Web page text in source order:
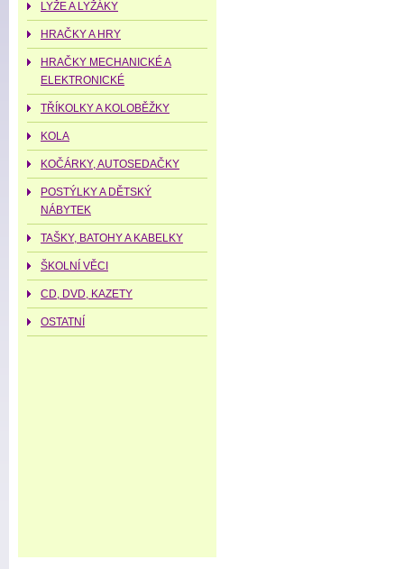
LYŽE A LYŽÁKY
HRAČKY A HRY
HRAČKY MECHANICKÉ A
ELEKTRONICKÉ
TŘÍKOLKY A KOLOBĚŽKY
KOLA
KOČÁRKY, AUTOSEDAČKY
POSTÝLKY A DĚTSKÝ
NÁBYTEK
TAŠKY, BATOHY A KABELKY
ŠKOLNÍ VĚCI
CD, DVD, KAZETY
OSTATNÍ